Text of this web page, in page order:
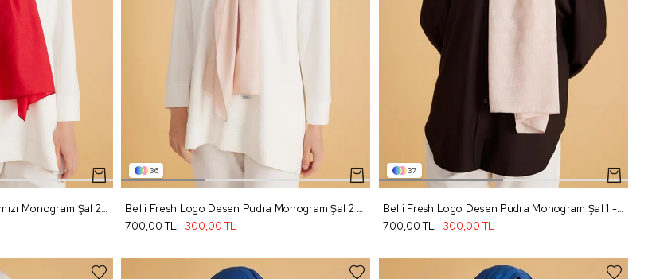
Belli Fresh Logo Desen Kırmızı Monogram Şal 2 - 98
36
Belli Fresh Logo Desen Pudra Monogram Şal 2 - 73
300,00 TL
700,00 TL
37
Belli Fresh Logo Desen Pudra Monogram Şal 1 - 73
300,00 TL
700,00 TL